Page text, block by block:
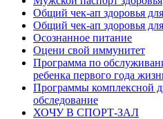
Общий чек-ап здоровья
Общий чек-ап здоровья
Осознанное питание
Оцени свой иммунитет
Программа по
ребенка первого года
Программы комплексной
обследование
ХОЧУ В CПОРТ-ЗАЛ